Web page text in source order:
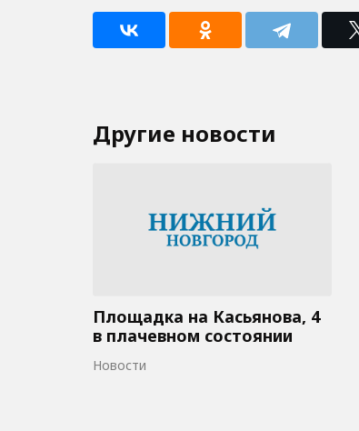
Другие новости
Площадка на Касьянова, 4
в плачевном состоянии
Новости